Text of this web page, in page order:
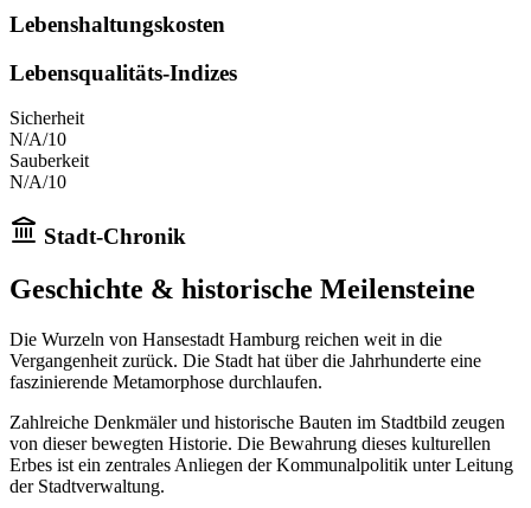
Lebenshaltungskosten
Lebensqualitäts-Indizes
Sicherheit
N/A/10
Sauberkeit
N/A/10
Stadt-Chronik
Geschichte & historische Meilensteine
Die Wurzeln von Hansestadt Hamburg reichen weit in die
Vergangenheit zurück. Die Stadt hat über die Jahrhunderte eine
faszinierende Metamorphose durchlaufen.
Zahlreiche Denkmäler und historische Bauten im Stadtbild zeugen
von dieser bewegten Historie. Die Bewahrung dieses kulturellen
Erbes ist ein zentrales Anliegen der Kommunalpolitik unter Leitung
der Stadtverwaltung.